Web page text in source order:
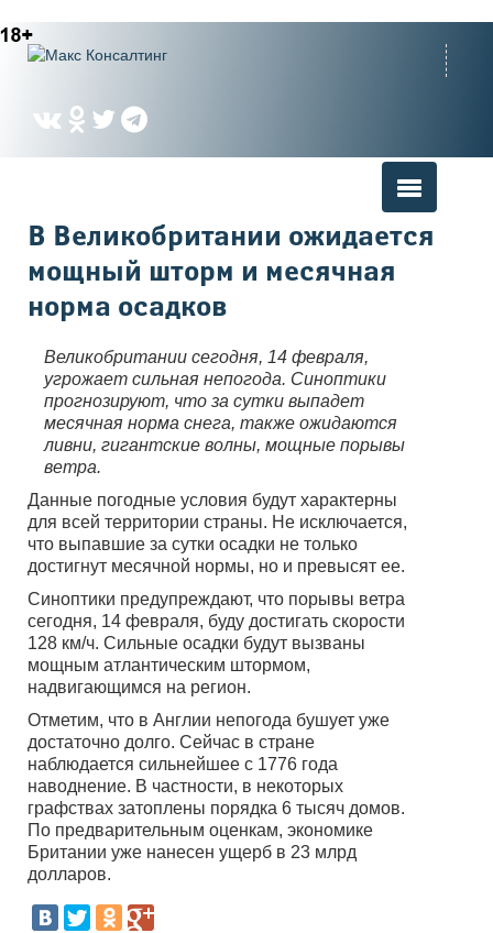
Вы здесь
В Великобритании ожидается
мощный шторм и месячная
норма осадков
Великобритании сегодня, 14 февраля,
угрожает сильная непогода. Синоптики
прогнозируют, что за сутки выпадет
месячная норма снега, также ожидаются
ливни, гигантские волны, мощные порывы
ветра.
Данные погодные условия будут характерны
для всей территории страны. Не исключается,
что выпавшие за сутки осадки не только
достигнут месячной нормы, но и превысят ее.
Синоптики предупреждают, что порывы ветра
сегодня, 14 февраля, буду достигать скорости
128 км/ч. Сильные осадки будут вызваны
мощным атлантическим штормом,
надвигающимся на регион.
Отметим, что в Англии непогода бушует уже
достаточно долго. Сейчас в стране
наблюдается сильнейшее с 1776 года
наводнение. В частности, в некоторых
графствах затоплены порядка 6 тысяч домов.
По предварительным оценкам, экономике
Британии уже нанесен ущерб в 23 млрд
долларов.